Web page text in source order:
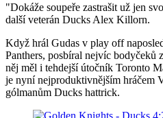
"Dokáže soupeře zastrašit už jen
další veterán Ducks Alex Killorn.
Když hrál Gudas v play off
Panthers, posbíral nejvíc bodyčeků
něj měl i tehdejší útočník Toronto
je nyní nejproduktivnějším hráčem
gólmanům Ducks hattrick.